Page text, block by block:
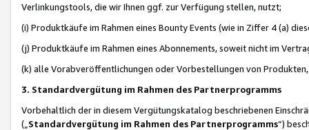
Verlinkungstools, die wir Ihnen ggf. zur Verfügung stellen, nutzt;
(i) Produktkäufe im Rahmen eines Bounty Events (wie in Ziffer 4 (a)
(j) Produktkäufe im Rahmen eines Abonnements, soweit nicht im
(k) alle Vorabveröffentlichungen oder Vorbestellungen von
3. Standardvergütung im Rahmen des Partnerprogramms
Vorbehaltlich der in diesem Vergütungskatalog beschriebenen
(„ Standardvergütung im Rahmen des Partnerprogramms“)